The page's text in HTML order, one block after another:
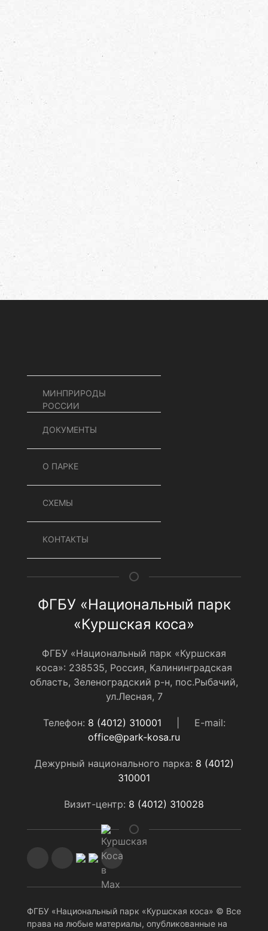
МИНПРИРОДЫ
РОССИИ
ДОКУМЕНТЫ
О ПАРКЕ
СХЕМЫ
КОНТАКТЫ
ФГБУ «Национальный парк
«Куршская коса»
ФГБУ «Национальный парк «Куршская
коса»: 238535, Россия, Калининградская
область, Зеленоградский р-н, пос.Рыбачий,
ул.Лесная, 7
Телефон: 8 (4012) 310001
E-mail:
office@park-kosa.ru
Дежурный национального парка: 8 (4012)
310001
Визит-центр: 8 (4012) 310028
ФГБУ «Национальный парк «Куршская коса» © Все
права на любые материалы, опубликованные на